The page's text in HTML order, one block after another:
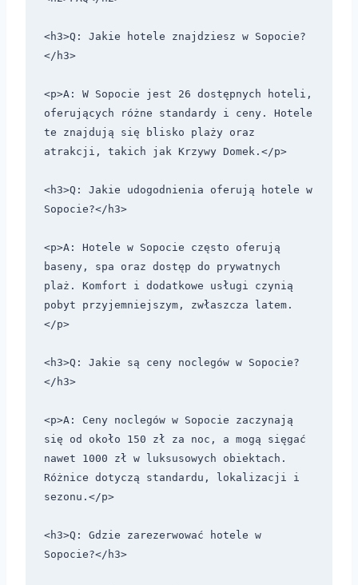
<h3>Q: Jakie hotele znajdziesz w Sopocie?
</h3>
<p>A: W Sopocie jest 26 dostępnych hoteli,
oferujących różne standardy i ceny. Hotele
te znajdują się blisko plaży oraz
atrakcji, takich jak Krzywy Domek.</p>
<h3>Q: Jakie udogodnienia oferują hotele w
Sopocie?</h3>
<p>A: Hotele w Sopocie często oferują
baseny, spa oraz dostęp do prywatnych
plaż. Komfort i dodatkowe usługi czynią
pobyt przyjemniejszym, zwłaszcza latem.
</p>
<h3>Q: Jakie są ceny noclegów w Sopocie?
</h3>
<p>A: Ceny noclegów w Sopocie zaczynają
się od około 150 zł za noc, a mogą sięgać
nawet 1000 zł w luksusowych obiektach.
Różnice dotyczą standardu, lokalizacji i
sezonu.</p>
<h3>Q: Gdzie zarezerwować hotele w
Sopocie?</h3>